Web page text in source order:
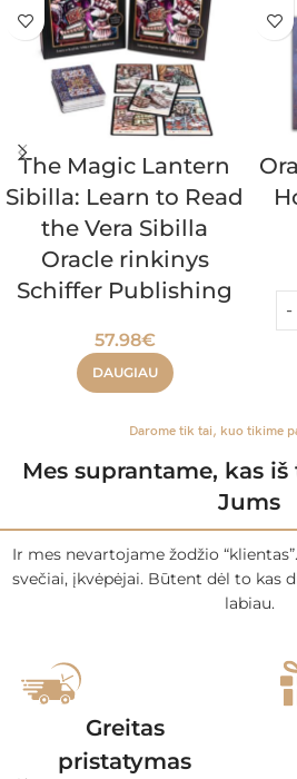
The Magic Lantern
Sibilla: Learn to Read
the Vera Sibilla
Oracle rinkinys
Schiffer Publishing
57.98€
DAUGIAU
Darome tik tai, kuo tikime
Mes suprantame, kas
Jums
Ir mes nevartojame žodžio
svečiai, įkvėpėjai. Būtent dėl to kas
labiau.
Greitas
pristatymas